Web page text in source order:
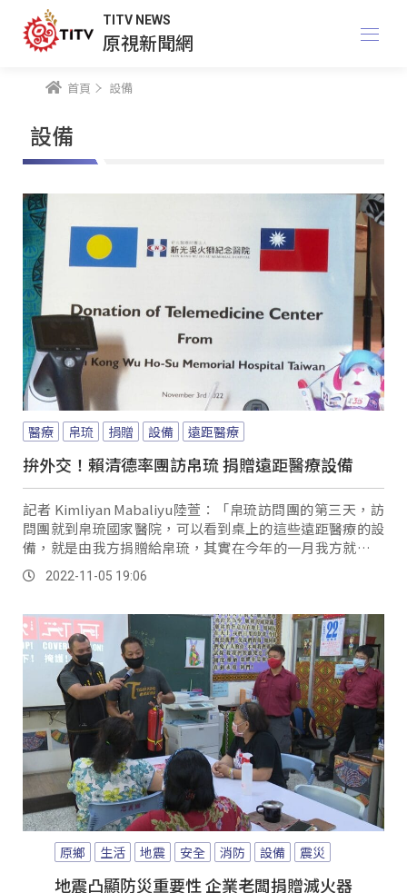
TITV NEWS
原視新聞網
首頁 設備
設備
醫療 帛琉 捐贈 設備 遠距醫療
拚外交！賴清德率團訪帛琉 捐贈遠距醫療設備
記者 Kimliyan Mabaliyu陸萱：「帛琉訪問團的第三天，訪
問團就到帛琉國家醫院，可以看到桌上的這些遠距醫療的設
備，就是由我方捐贈給帛琉，其實在今年的一月我方就曾派
駐醫療團隊來協助帛琉來圍堵疫情，這次遠距醫療設備的捐
贈也為台帛醫療計畫邁向一大步。
2022-11-05 19:06
原鄉 生活 地震 安全 消防 設備 震災
地震凸顯防災重要性 企業老闆捐贈滅火器